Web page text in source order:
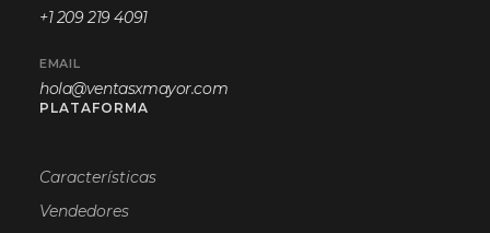
+1 209 219 4091
EMAIL
hola@ventasxmayor.com
PLATAFORMA
Características
Vendedores